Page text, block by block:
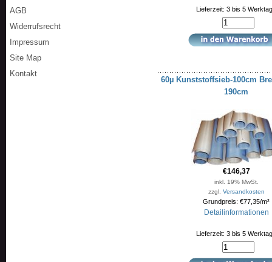
Lieferzeit: 3 bis 5
60µ Kunststoffsieb-100cm
190cm
€146,37
inkl. 19% MwSt.
zzgl. Versandkosten
Grundpreis: €77,35/m²
Detailinformationen
Lieferzeit: 3 bis 5
AGB
Widerrufsrecht
Impressum
Site Map
Kontakt